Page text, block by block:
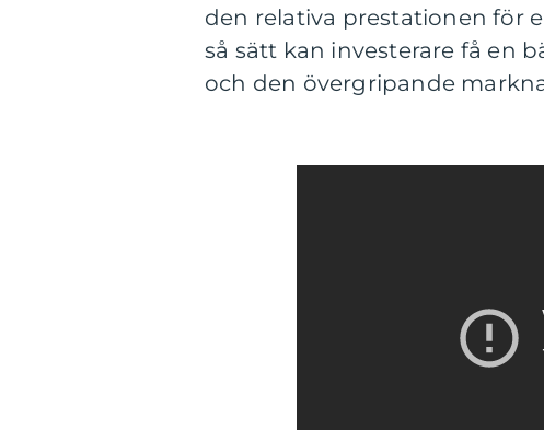
den relativa prestationen för
så sätt kan investerare få en
och den övergripande